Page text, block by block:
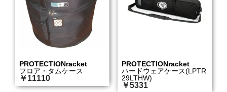
PROTECTIONracket
フロア・タムケース
￥11110
PROTECTIONracket
ハードウェアケース(LPTR
29LTHW)
￥5331